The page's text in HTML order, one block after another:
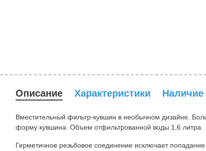
Описание Характеристики Наличие
Вместительный фильтр-кувшин в необычном дизайне.
форму кувшина. Объем отфильтрованной воды 1,6 литра.
Герметичное резьбовое соединение исключает